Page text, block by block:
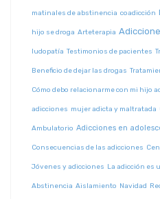
matinales de abstinencia coadicción
hijo se droga Arteterapia
ludopatía Testimonios de pacientes
Beneficio de dejar las drogas
Cómo debo relacionarme con mi hijo
adicciones mujer adicta y maltratada
Ambulatorio Adicciones en
Consecuencias de las adicciones
Jóvenes y adicciones La adicción es
Abstinencia Aislamiento Navidad